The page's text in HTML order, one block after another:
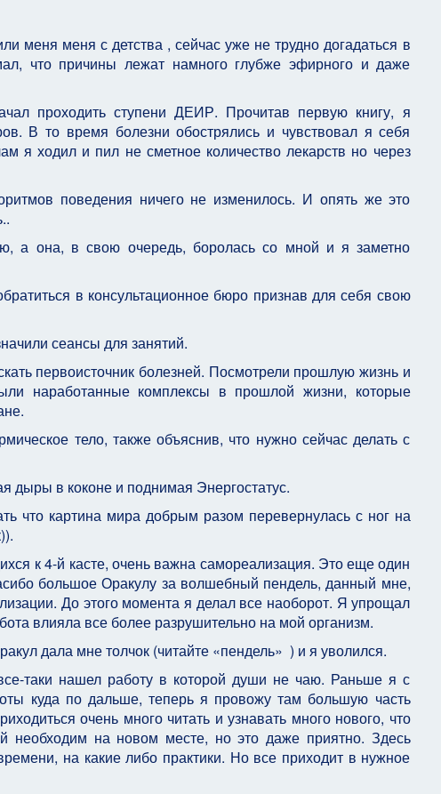
меня меня с детства , сейчас уже не трудно догадаться в
что причины лежат намного глубже эфирного и даже
проходить ступени ДЕИР. Прочитав первую книгу, я
В то время болезни обострялись и чувствовал я себя
я ходил и пил не сметное количество лекарств но через
поведения ничего не изменилось. И опять же это
а она, в свою очередь, боролась со мной и я заметно
в консультационное бюро признав для себя свою
сеансы для занятий.
первоисточник болезней. Посмотрели прошлую жизнь и
наработанные комплексы в прошлой жизни, которые
тело, также объяснив, что нужно сейчас делать с
дыры в коконе и поднимая Энергостатус.
что картина мира добрым разом перевернулась с ног на
к 4-й касте, очень важна самореализация. Это еще один
большое Оракулу за волшебный пендель, данный мне,
До этого момента я делал все наоборот. Я упрощал
влияла все более разрушительно на мой организм.
дала мне толчок (читайте «пендель» ) и я уволился.
таки нашел работу в которой души не чаю. Раньше я с
куда по дальше, теперь я провожу там большую часть
очень много читать и узнавать много нового, что
необходим на новом месте, но это даже приятно. Здесь
на какие либо практики. Но все приходит в нужное